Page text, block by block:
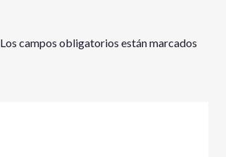
Los campos obligatorios están marcados